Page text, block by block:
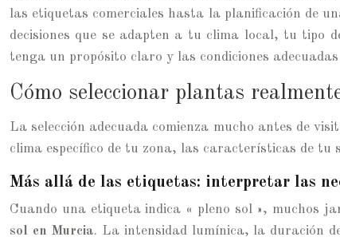
las etiquetas comerciales hasta la planificación de
decisiones que se adapten a tu clima local, tu tipo
tenga un propósito claro y las condiciones
Cómo seleccionar plantas
La selección adecuada comienza mucho antes de
clima específico de tu zona, las características de
Más allá de las etiquetas: interpretar las
Cuando una etiqueta indica « pleno sol », muchos
sol en Murcia. La intensidad lumínica, la duración